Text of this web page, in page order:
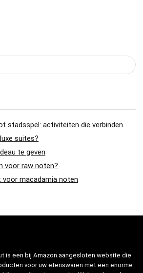
stadsspel: activiteiten die verbinden
suites?
te geven
voor raw noten?
macadamia noten
is een bij Amazon aangesloten website die
voor uw etenswaren met een enorme